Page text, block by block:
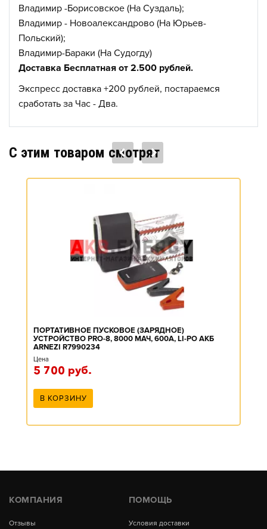
Владимир -Борисовское (На Суздаль);
Владимир - Новоалександрово (На Юрьев-
Польский);
Владимир-Бараки (На Судогду)
Доставка Бесплатная от 2.500 рублей.
Экспресс доставка +200 рублей, постараемся
сработать за Час - Два.
C этим товаром смотрят
ПОРТАТИВНОЕ ПУСКОВОЕ (ЗАРЯДНОЕ)
УСТРОЙСТВО PRO-8, 8000 МАЧ, 600А, LI-PO АКБ
ARNEZI R7990234
Цена
5 700 руб.
В КОРЗИНУ
КОМПАНИЯ
Отзывы
ПОМОЩЬ
Условия доставки